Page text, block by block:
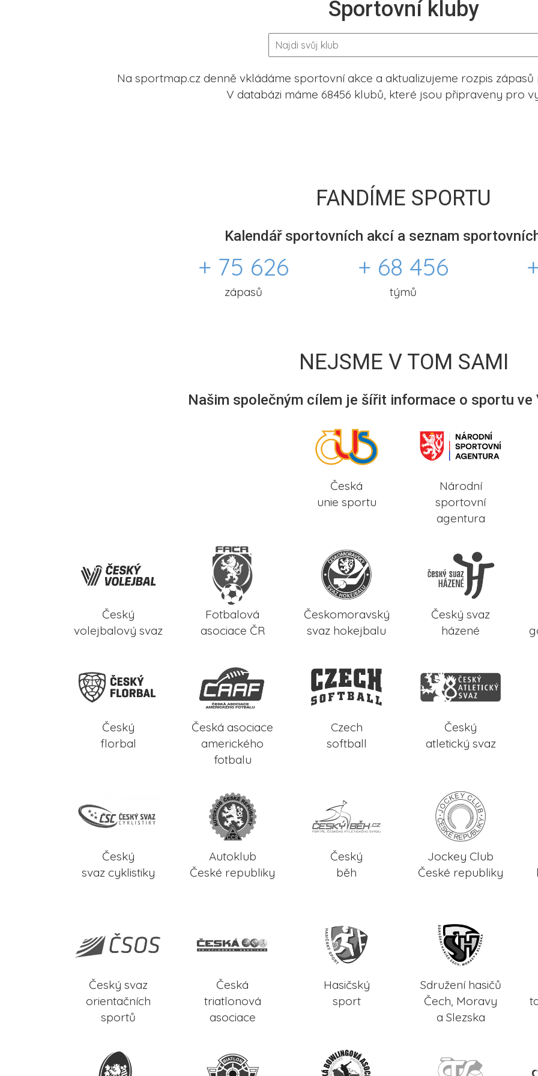
Sportovní kluby
Na sportmap.cz denně vkládáme sportovní akce a aktualizujeme rozpis
V databázi máme 68456 klubů, které jsou připraveny pro
FANDÍME SPORTU
Kalendář sportovních akcí a seznam
+ 75 626
zápasů
+ 68 456
týmů
NEJSME V TOM SAMI
Našim společným cílem je šířit informace o sportu ve
Česká
unie sportu
Národní
sportovní
agentura
Český
volejbalový svaz
Fotbalová
asociace ČR
Českomoravský
svaz hokejbalu
Český svaz
házené
Český
florbal
Česká asociace
amerického
fotbalu
Czech
softball
Český
atletický svaz
Český
svaz cyklistiky
Autoklub
České republiky
Český
běh
Jockey Club
České republiky
Český svaz
orientačních
sportů
Česká
triatlonová
asociace
Hasičský
sport
Sdružení hasičů
Čech, Moravy
a Slezska